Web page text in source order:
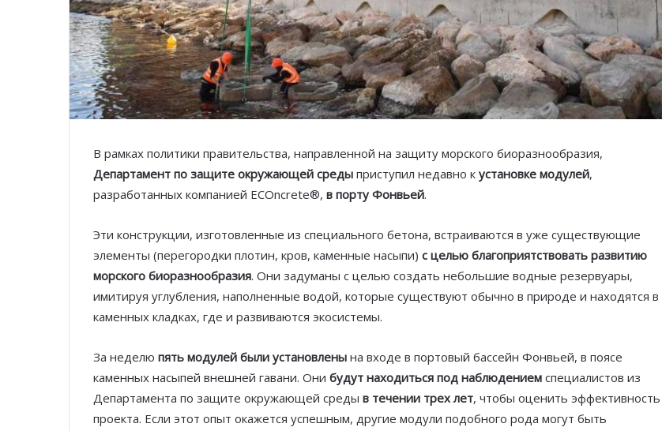
В рамках политики правительства, направленной на защиту морского биоразнообразия,
Департамент по защите окружающей среды приступил недавно к установке модулей,
разработанных компанией ECOncrete®, в порту Фонвьей.
Эти конструкции, изготовленные из специального бетона, встраиваются в уже существующие
элементы (перегородки плотин, кров, каменные насыпи) с целью благоприятствовать развитию
морского биоразнообразия. Они задуманы c целью создать небольшие водные резервуары,
имитируя углубления, наполненные водой, которые существуют обычно в природе и находятся в
каменных кладках, где и развиваются экосистемы.
За неделю пять модулей были установлены на входе в портовый бассейн Фонвьей, в поясе
каменных насыпей внешней гавани. Они будут находиться под наблюдением специалистов из
Департамента по защите окружающей среды в течении трех лет, чтобы оценить эффективность
проекта. Если этот опыт окажется успешным, другие модули подобного рода могут быть